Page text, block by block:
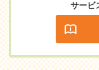
サービ